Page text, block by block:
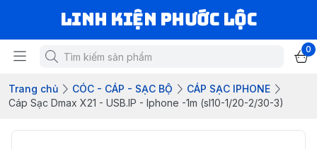
LINH KIỆN PHƯỚC LỘC
0
Trang chủ CÓC - CÁP - SẠC BỘ
CÁP SẠC IPHONE
Cáp Sạc Dmax X21 - USB.IP - Iphone -1m (sl10-1/20-2/30-3)